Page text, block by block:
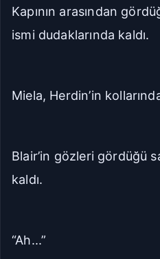
Kapının arasından
ismi dudaklarında kaldı.
Miela, Herdin’in
Blair’in gözleri gördüğü
kaldı.
“Ah...”